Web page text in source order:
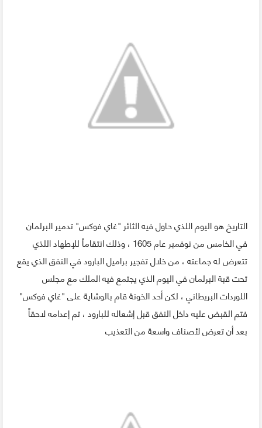
التاريخ هو اليوم اللذي حاول فيه الثائر "غاي فوكس" تدمير البرلمان
في الخامس من نوفمبر عام 1605 ، وذلك انتقاماً للإطهاد اللذي
تتعرض له جماعته ، من خلال تفجير براميل البارود في النفق الذي يقع
تحت قبة البرلمان في اليوم الذي يجتمع فيه الملك مع مجلس
اللوردات البريطاني ، لكن أحد الخونة قام بالوشاية على "غاي فوكس"
فتم القبض عليه داخل النفق قبل إشعاله للبارود ، تم إعدامه لاحقاً
بعد أن تعرض لأصناف واسعة من التعذيب